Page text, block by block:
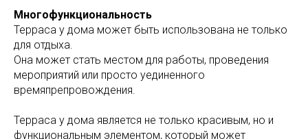
Многофункциональность
Терраса у дома может быть использована не только
для отдыха.
Она может стать местом для работы, проведения
мероприятий или просто уединенного
времяпрепровождения.
Терраса у дома является не только красивым, но и
функциональным элементом, который может